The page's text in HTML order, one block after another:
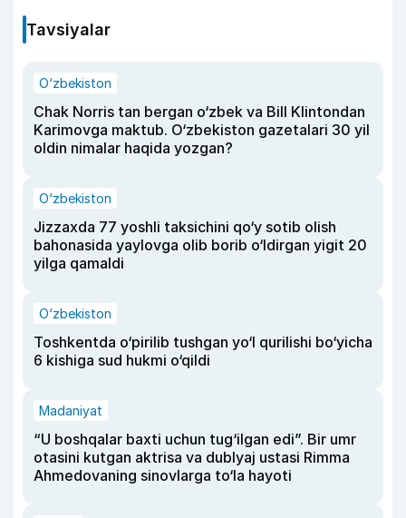
Tavsiyalar
O‘zbekiston
Chak Norris tan bergan o‘zbek va Bill Klintondan
Karimovga maktub. O‘zbekiston gazetalari 30 yil
oldin nimalar haqida yozgan?
O‘zbekiston
Jizzaxda 77 yoshli taksichini qo‘y sotib olish
bahonasida yaylovga olib borib o‘ldirgan yigit 20
yilga qamaldi
O‘zbekiston
Toshkentda o‘pirilib tushgan yo‘l qurilishi bo‘yicha
6 kishiga sud hukmi o‘qildi
Madaniyat
“U boshqalar baxti uchun tug‘ilgan edi”. Bir umr
otasini kutgan aktrisa va dublyaj ustasi Rimma
Ahmedovaning sinovlarga to‘la hayoti